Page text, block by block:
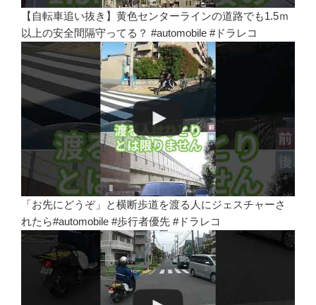
【自転車追い抜き】黄色センターラインの道路でも1.5ｍ
以上の安全間隔守ってる？ #automobile #ドラレコ
「お先にどうぞ」と横断歩道を渡る人にジェスチャーさ
れたら#automobile #歩行者優先 #ドラレコ